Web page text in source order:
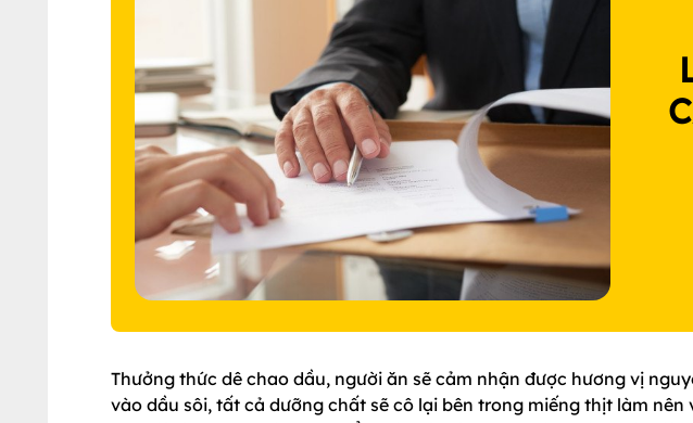
Thưởng thức dê chao dầu, người ăn sẽ cảm nhận được hương vị
vào dầu sôi, tất cả dưỡng chất sẽ cô lại bên trong miếng thịt làm nên